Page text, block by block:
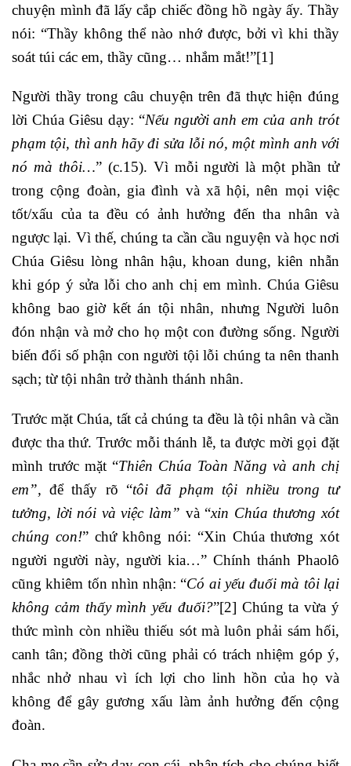
chuyện mình đã lấy cắp chiếc đồng hồ ngày ấy. Thầy
nói: “Thầy không thể nào nhớ được, bởi vì khi thầy
soát túi các em, thầy cũng… nhắm mắt!”[1]
Người thầy trong câu chuyện trên đã thực hiện đúng
lời Chúa Giêsu dạy: “Nếu người anh em của anh trót
phạm tội, thì anh hãy đi sửa lỗi nó, một mình anh với
nó mà thôi…” (c.15). Vì mỗi người là một phần tử
trong cộng đoàn, gia đình và xã hội, nên mọi việc
tốt/xấu của ta đều có ảnh hưởng đến tha nhân và
ngược lại. Vì thế, chúng ta cần cầu nguyện và học nơi
Chúa Giêsu lòng nhân hậu, khoan dung, kiên nhẫn
khi góp ý sửa lỗi cho anh chị em mình. Chúa Giêsu
không bao giờ kết án tội nhân, nhưng Người luôn
đón nhận và mở cho họ một con đường sống. Người
biến đổi số phận con người tội lỗi chúng ta nên thanh
sạch; từ tội nhân trở thành thánh nhân.
Trước mặt Chúa, tất cả chúng ta đều là tội nhân và cần
được tha thứ. Trước mỗi thánh lễ, ta được mời gọi đặt
mình trước mặt “Thiên Chúa Toàn Năng và anh chị
em”,để thấy rõ “tôi đã phạm tội nhiều trong tư
tưởng, lời nói và việc làm” và “xin Chúa thương xót
chúng con!” chứ không nói: “Xin Chúa thương xót
người người này, người kia…” Chính thánh Phaolô
cũng khiêm tốn nhìn nhận: “Có ai yếu đuối mà tôi lại
không cảm thấy mình yếu đuối?”[2] Chúng ta vừa ý
thức mình còn nhiều thiếu sót mà luôn phải sám hối,
canh tân; đồng thời cũng phải có trách nhiệm góp ý,
nhắc nhở nhau vì ích lợi cho linh hồn của họ và
không để gây gương xấu làm ảnh hưởng đến cộng
đoàn.